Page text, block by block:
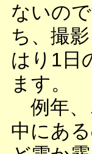
ないの
ち、撮
はり1日
ます。
例年、
中にあ